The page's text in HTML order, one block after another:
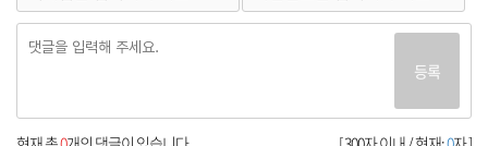
등록